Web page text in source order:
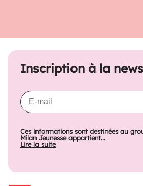
Inscription à la
Ces informations sont destinées au
Milan Jeunesse appartient...
Lire la suite